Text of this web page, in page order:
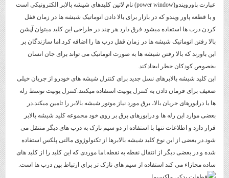
عبارت پاورویندو(power window) نام لاتین کلیدهای شیشه بالابر الکترونیکی است
و با قطعه پاور ویندو که در بازار برای بالا دادن اتوماتیک شیشه ها در زمان قفل
کردن درب ها استفاده میشود فرق دارد.هر چند در طراحی این کلید میتوان آپشن
بالا رفتن اتوماتیک شیشه ها در زمان قفل درب ها را اضافه کرد.اما سازندگان بر
این باورند که بالا رفتن شیشه ها به صورت اتوماتیک می تواند برای جان انسان
بخصوص کودکان خطر ایجادکند.
این کلید شیشه بالابرهای نسل جدید برای کنترل شیشه های خودرو از جریان خیلی
ضعیف برای فرمان دادن به کنترل یونیت استفاده میکنند.کنترل یونیت توسط رله
ها یا درایورهای جریان بالا، برق مورد نیاز موتور شیشه بالابر را تامین میکند.در
بعضی موارد این رله ها و درایورهای برق بر روی خود مجموعه کلید شیشه بالابر
قرار دارد و اطلاعات تنها با استفاده از دو سیم نازک به درب های دیگر منتقل می
شود.در بعضی از این نوع کلید شیشه بالابرها از تکنولوژوی مالتی پلکس استفاده
شده و در بعضی دیگر از انتقال نقطه به نقطه.اما موردی که این کلید را از کلید های
ساده مجازاء می کند استفاده از سیم های نازک تر برای ارتباط بین درب ها است.